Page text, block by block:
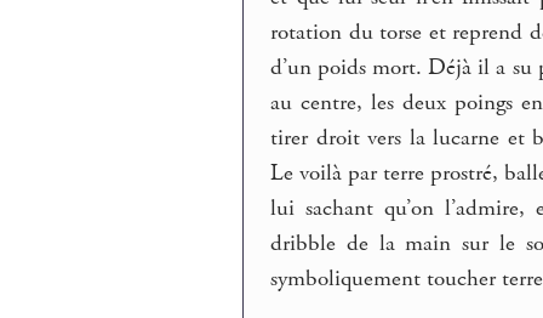
rotation du torse et reprend
d’un poids mort. Déjà il a
au centre, les deux poings
tirer droit vers la lucarne et
Le voilà par terre prostré,
lui sachant qu’on
dribble de la main sur le
symboliquement toucher